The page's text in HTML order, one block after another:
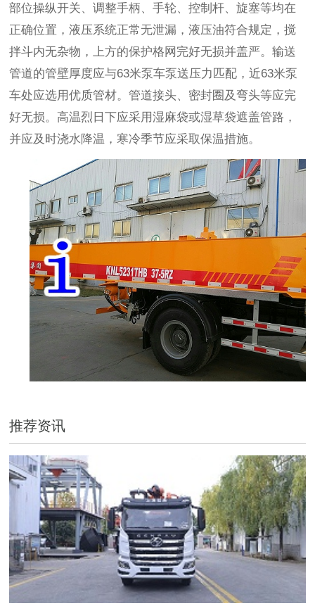
部位操纵开关、调整手柄、手轮、控制杆、旋塞等均在
正确位置，液压系统正常无泄漏，液压油符合规定，搅
拌斗内无杂物，上方的保护格网完好无损并盖严。输送
管道的管壁厚度应与63米泵车泵送压力匹配，近63米泵
车处应选用优质管材。管道接头、密封圈及弯头等应完
好无损。高温烈日下应采用湿麻袋或湿草袋遮盖管路，
并应及时浇水降温，寒冷季节应采取保温措施。
推荐资讯